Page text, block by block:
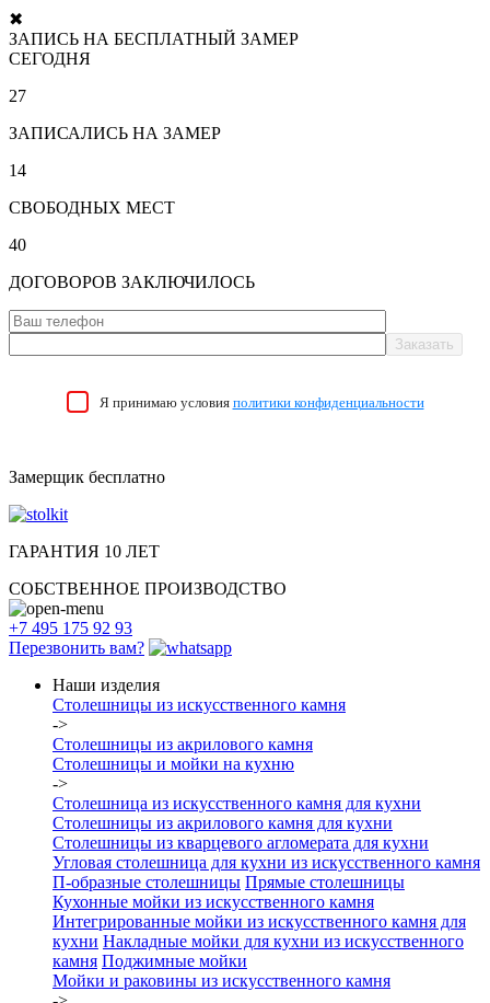
✖
ЗАПИСЬ НА БЕСПЛАТНЫЙ ЗАМЕР
СЕГОДНЯ
27
ЗАПИСАЛИСЬ НА ЗАМЕР
14
СВОБОДНЫХ МЕСТ
40
ДОГОВОРОВ ЗАКЛЮЧИЛОСЬ
Я принимаю условия политики конфиденциальности
Замерщик бесплатно
ГАРАНТИЯ 10 ЛЕТ
СОБСТВЕННОЕ ПРОИЗВОДСТВО
+7 495 175 92 93
Перезвонить вам?
Наши изделия
Столешницы из искусcтвенного камня
->
Столешницы из акрилового камня
Столешницы и мойки на кухню
->
Столешница из искусственного камня для кухни
Столешницы из акрилового камня для кухни
Столешницы из кварцевого агломерата для кухни
Угловая столешница для кухни из искусственного камня
П-образные столешницы Прямые столешницы
Кухонные мойки из искусственного камня
Интегрированные мойки из искусственного камня для
кухни Накладные мойки для кухни из искусственного
камня Поджимные мойки
Мойки и раковины из искусственного камня